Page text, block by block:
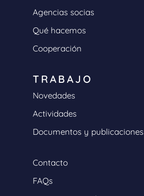
Agencias socias
Qué hacemos
Cooperación
TRABAJO
Novedades
Actividades
Documentos y publicaciones
Contacto
FAQs